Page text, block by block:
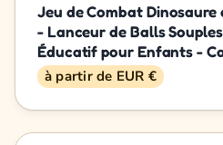
Jeu de Combat Dinosaure
- Lanceur de Balls
Éducatif pour Enfants -
à partir de EUR €